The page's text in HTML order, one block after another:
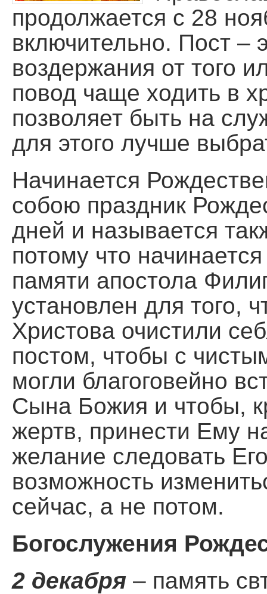
Помощь храму
продолжается с 28
включительно. Пост –
воздержания от того
повод чаще ходить в
позволяет быть на
для этого лучше
Начинается
собою праздник
дней и называется
потому что
памяти апостола
установлен для того,
Христова очистили
постом, чтобы с
могли благоговейно
Сына Божия и чтобы,
жертв, принести Ему
желание следовать
возможность
сейчас, а не потом.
Богослужения
2 декабря – память